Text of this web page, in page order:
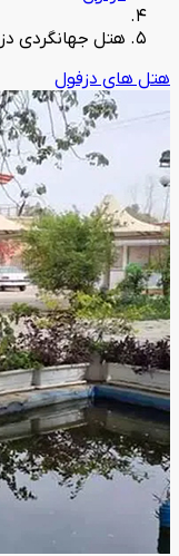
هتل جهانگردی
هتل های دزفول